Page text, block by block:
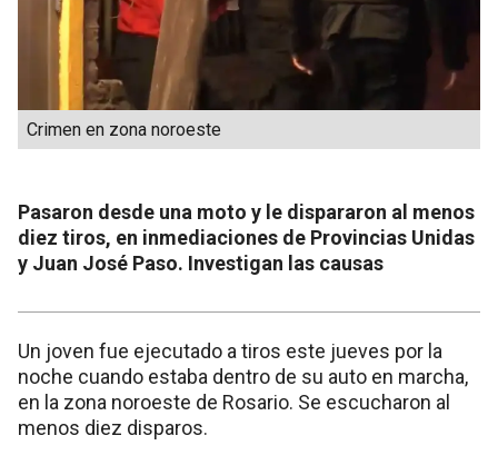
Crimen en zona noroeste
Pasaron desde una moto y le dispararon al menos
diez tiros, en inmediaciones de Provincias Unidas
y Juan José Paso. Investigan las causas
Un joven fue ejecutado a tiros este jueves por la
noche cuando estaba dentro de su auto en marcha,
en la zona noroeste de Rosario. Se escucharon al
menos diez disparos.